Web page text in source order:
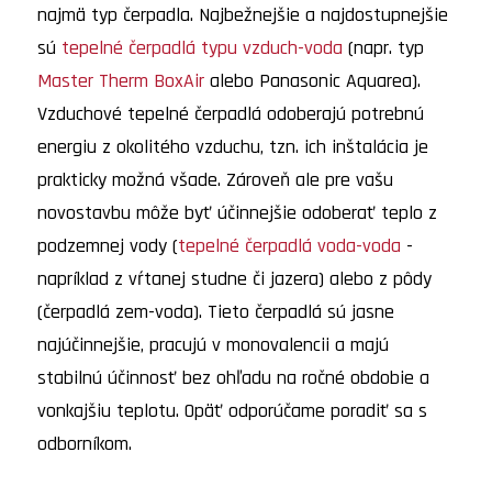
najmä typ čerpadla. Najbežnejšie a najdostupnejšie
sú tepelné čerpadlá typu vzduch-voda (napr. typ
Master Therm BoxAiralebo Panasonic Aquarea).
Vzduchové tepelné čerpadlá odoberajú potrebnú
energiu z okolitého vzduchu, tzn. ich inštalácia je
prakticky možná všade. Zároveň ale pre vašu
novostavbu môže byť účinnejšie odoberať teplo z
podzemnej vody (tepelné čerpadlá voda-voda -
napríklad z vŕtanej studne či jazera) alebo z pôdy
(čerpadlá zem-voda). Tieto čerpadlá sú jasne
najúčinnejšie, pracujú v monovalencii a majú
stabilnú účinnosť bez ohľadu na ročné obdobie a
vonkajšiu teplotu. Opäť odporúčame poradiť sa s
odborníkom.